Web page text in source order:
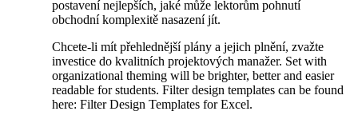
postavení nejlepších, jaké může lektorům pohnutí
obchodní komplexitě nasazení jít.
Chcete-li mít přehlednější plány a jejich plnění, zvažte
investice do kvalitních‍ projektových manažer. Set with
organizational theming‌ will be brighter,‌ better and easier
readable for students. Filter design templates can be found
here: Filter Design Templates for ⁢Excel.